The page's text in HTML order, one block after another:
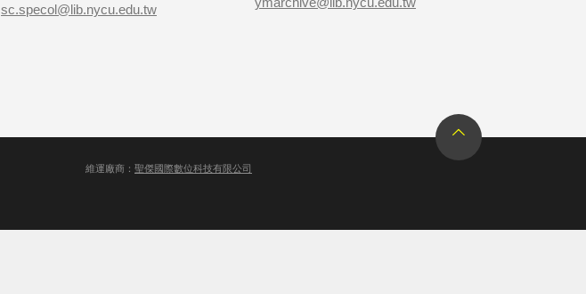
sc.specol@lib.nycu.edu.tw
維運廠商： 聖傑國際數位科技有限公司